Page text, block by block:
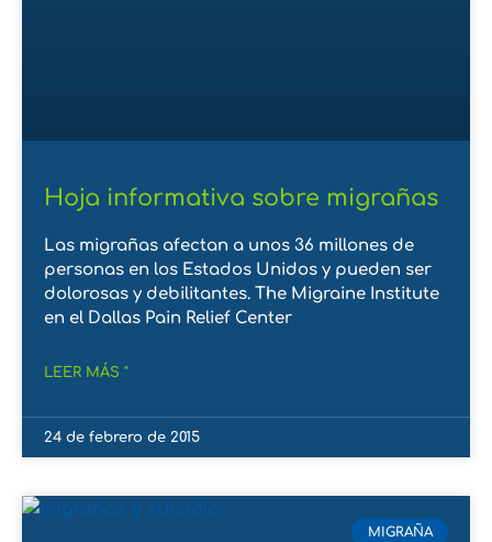
Hoja informativa sobre migrañas
Las migrañas afectan a unos 36 millones de
personas en los Estados Unidos y pueden ser
dolorosas y debilitantes. The Migraine Institute
en el Dallas Pain Relief Center
LEER MÁS "
24 de febrero de 2015
MIGRAÑA